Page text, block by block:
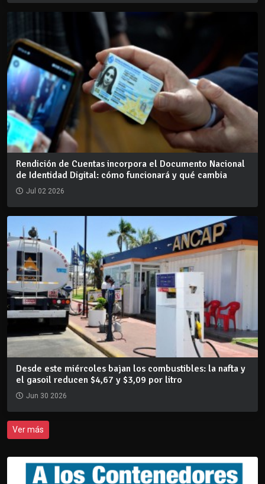
Rendición de Cuentas incorpora el Documento Nacional
de Identidad Digital: cómo funcionará y qué cambia
Jul 02 2026
Desde este miércoles bajan los combustibles: la nafta y
el gasoil reducen $4,67 y $3,09 por litro
Jun 30 2026
Ver más